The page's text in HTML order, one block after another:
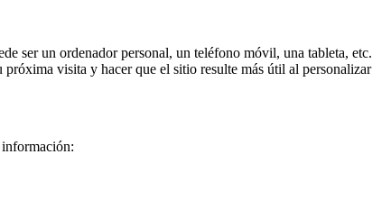
ser un ordenador personal, un teléfono móvil, una tableta, etc.
visita y hacer que el sitio resulte más útil al personalizar
información: